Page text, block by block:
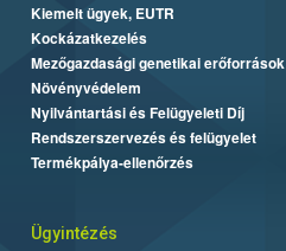
Kiemelt ügyek, EUTR
Kockázatkezelés
Mezőgazdasági genetikai erőforrások
Növényvédelem
Nyilvántartási és Felügyeleti Díj
Rendszerszervezés és felügyelet
Termékpálya-ellenőrzés
Ügyintézés